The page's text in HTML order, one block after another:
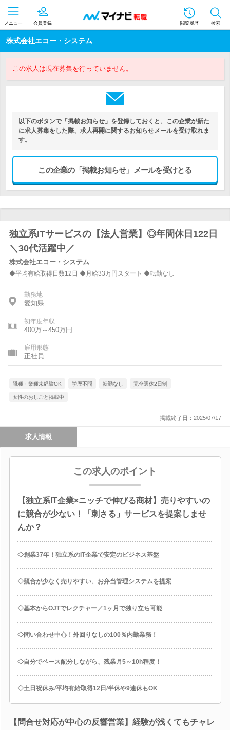
メニュー 会員登録 閲覧履歴 検索
株式会社エコー・システム
この求人は現在募集を行っていません。
以下のボタンで「掲載お知らせ」を登録しておくと、この企業が新た
に求人募集をした際、求人再開に関するお知らせメールを受け取れま
す。
この企業の「掲載お知らせ」メールを受けとる
独立系ITサービスの【法人営業】◎年間休日122日
＼30代活躍中／
株式会社エコー・システム
◆平均有給取得日数12日 ◆月給33万円スタート ◆転勤なし
勤務地
愛知県
初年度年収
400万～450万円
雇用形態
正社員
職種・業種未経験OK 学歴不問 転勤なし 完全週休2日制
女性のおしごと掲載中
掲載終了日：2025/07/17
求人情報
この求人のポイント
【独立系IT企業×ニッチで伸びる商材】売りやすいの
に競合が少ない！「刺さる」サービスを提案しませ
んか？
◇創業37年！独立系のIT企業で安定のビジネス基盤
◇競合が少なく売りやすい、お弁当管理システムを提案
◇基本からOJTでレクチャー／1ヶ月で独り立ち可能
◇問い合わせ中心！外回りなしの100％内勤業務！
◇自分でペース配分しながら、残業月5～10h程度！
◇土日祝休み/平均有給取得12日/半休や9連休もOK
【問合せ対応が中心の反響営業】経験が浅くてもチャレ